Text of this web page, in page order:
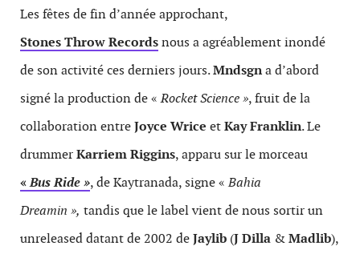
Les fêtes de fin d’année approchant,
Stones Throw Recordsnous a agréablement inondé
de son activité ces derniers jours.Mndsgna d’abord
signé la production de «Rocket Science », fruit de la
collaboration entreJoyce Wrice etKay Franklin. Le
drummerKarriem Riggins, apparu sur le morceau
«Bus Ride », de Kaytranada, signe «Bahia
Dreamin », tandis que le label vient de nous sortir un
unreleased datant de 2002 deJaylib (J Dilla &Madlib),